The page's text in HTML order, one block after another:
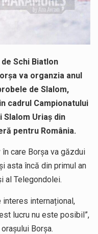
Schi Biatlon
va organzia anul
de Slalom,
cadrul Campionatului
Slalom Uriaș din
pentru România.
care Borșa va găzdui
asta încă din primul an
al Telegondolei.
internațional,
lucru nu este posibil”,
Borșa.